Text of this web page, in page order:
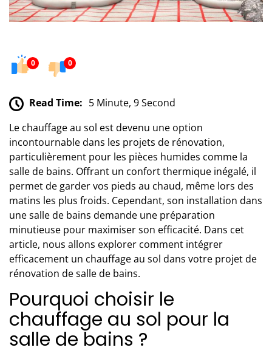
0 0
Read Time: 5 Minute, 9 Second
Le chauffage au sol est devenu une option
incontournable dans les projets de rénovation,
particulièrement pour les pièces humides comme la
salle de bains. Offrant un confort thermique inégalé, il
permet de garder vos pieds au chaud, même lors des
matins les plus froids. Cependant, son installation dans
une salle de bains demande une préparation
minutieuse pour maximiser son efficacité. Dans cet
article, nous allons explorer comment intégrer
efficacement un chauffage au sol dans votre projet de
rénovation de salle de bains.
Pourquoi choisir le
chauffage au sol pour la
salle de bains ?